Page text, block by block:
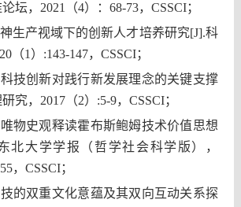
坛，2021（4）：68-73，CSSCI；
生产视域下的创新人才培养研究[J].科
（1）:143-147，CSSCI；
技创新对践行新发展理念的关键支撑
究，2017（2）:5-9，CSSCI；
物史观释读霍布斯鲍姆技术价值思想
北大学学报（哲学社会科学版），
，CSSCI；
的双重文化意蕴及其双向互动关系探